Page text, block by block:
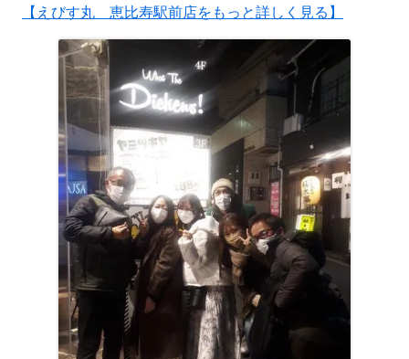
【えびす丸 恵比寿駅前店をもっと詳しく見る】